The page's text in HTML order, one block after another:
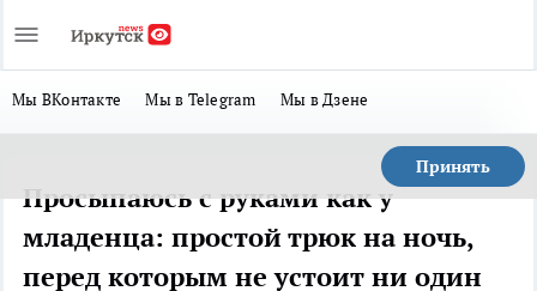
Мы ВКонтакте Мы в Telegram Мы в Дзене
Принять
Просыпаюсь с руками как у
младенца: простой трюк на ночь,
перед которым не устоит ни один